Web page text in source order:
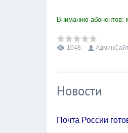
Вниманию абонентов:
1048
Новости
Почта России